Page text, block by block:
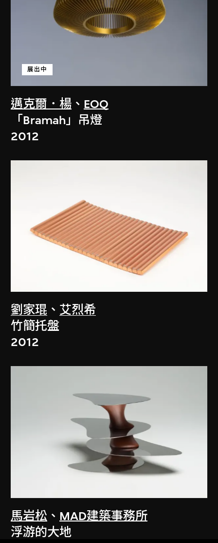
邁克爾．楊 、 EOQ
展出中
「Bramah」吊燈
2012
劉家琨 、 艾烈希
竹簡托盤
2012
馬岩松 、 MAD建築事務所
浮游的大地